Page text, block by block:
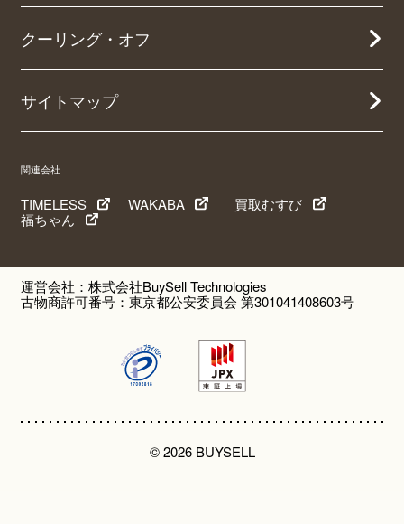
クーリング・オフ
サイトマップ
関連会社
TIMELESS WAKABA
買取むすび
福ちゃん
運営会社：株式会社BuySell Technologies
古物商許可番号：東京都公安委員会 第301041408603号
© 2026 BUYSELL